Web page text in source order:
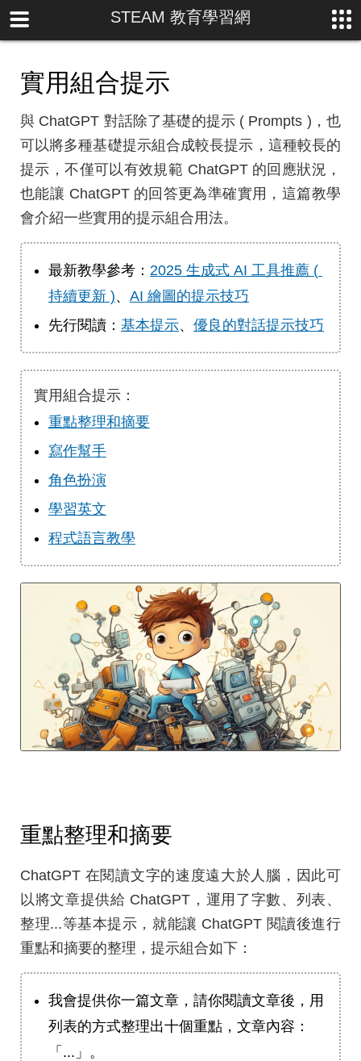
STEAM 教育學習網
實用組合提示
與 ChatGPT 對話除了基礎的提示 ( Prompts )，也
可以將多種基礎提示組合成較長提示，這種較長的
提示，不僅可以有效規範 ChatGPT 的回應狀況，
也能讓 ChatGPT 的回答更為準確實用，這篇教學
會介紹一些實用的提示組合用法。
最新教學參考： 2025 生成式 AI 工具推薦 (
持續更新 )、 AI 繪圖的提示技巧
先行閱讀： 基本提示、 優良的對話提示技巧
實用組合提示：
重點整理和摘要
寫作幫手
角色扮演
學習英文
程式語言教學
重點整理和摘要
ChatGPT 在閱讀文字的速度遠大於人腦，因此可
以將文章提供給 ChatGPT，運用了字數、列表、
整理...等基本提示，就能讓 ChatGPT 閱讀後進行
重點和摘要的整理，提示組合如下：
我會提供你一篇文章，請你閱讀文章後，用
列表的方式整理出十個重點，文章內容：
「...」。